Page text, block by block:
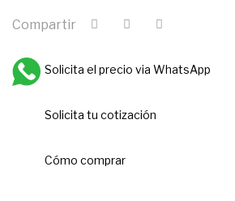
Compartir
Solicita el precio via WhatsApp
Solicita tu cotización
Cómo comprar